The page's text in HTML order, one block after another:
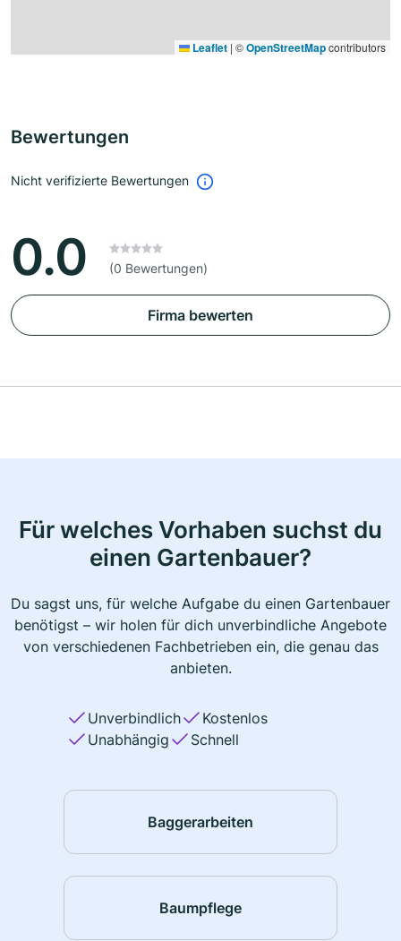
Leaflet | ©OpenStreetMapcontributors
Bewertungen
Nicht verifizierte Bewertungen
0.0 (0 Bewertungen)
Firma bewerten
Für welches Vorhaben suchst du
einen Gartenbauer?
Du sagst uns, für welche Aufgabe du einen Gartenbauer
benötigst – wir holen für dich unverbindliche Angebote
von verschiedenen Fachbetrieben ein, die genau das
anbieten.
Unverbindlich
Kostenlos
Unabhängig
Schnell
Baggerarbeiten
Baumpflege